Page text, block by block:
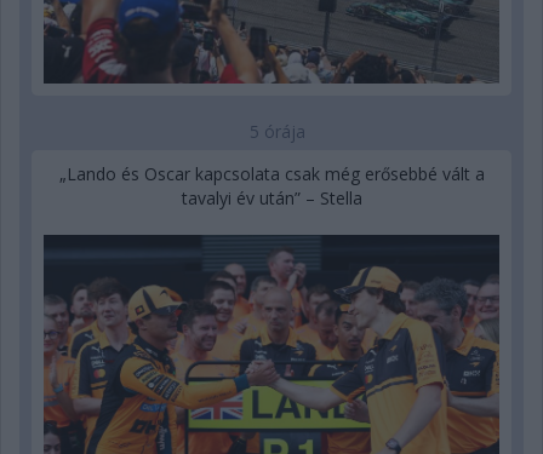
5 órája
„Lando és Oscar kapcsolata csak még erősebbé vált a
tavalyi év után” – Stella